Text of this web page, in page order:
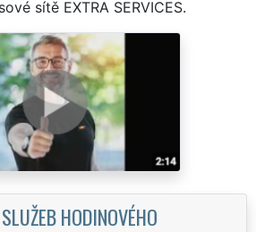
sítě EXTRA SERVICES.
HODINOVÉHO